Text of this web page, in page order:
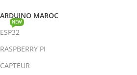
ARDUINO MAROC
ESP32
NEW
RASPBERRY PI
CAPTEUR